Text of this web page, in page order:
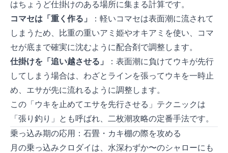
はちょうど仕掛けのある場所に集まる計算です。
コマセは「重く作る」
：軽いコマセは表面潮に流されて
しまうため、比重の重いアミ姫やオキアミを使い、コマ
セが底まで確実に沈むように配合剤で調整します。
仕掛けを「追い越させる」
：表面潮に負けてウキが先行
してしまう場合は、わざとラインを張ってウキを一時止
め、エサが先に流れるように調整します。
この「ウキを止めてエサを先行させる」テクニックは
「張り釣り」とも呼ばれ、二枚潮攻略の定番手法です。
乗っ込み期の応用：石畳・カキ棚の際を攻める
4月の乗っ込みクロダイは、水深わずか1〜2mのシャローにも